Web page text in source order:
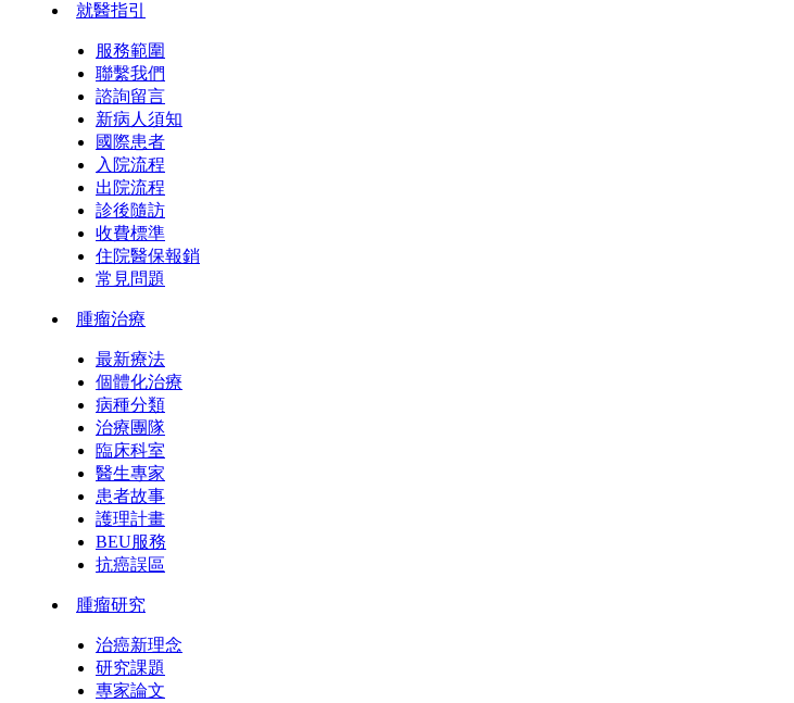
就醫指引
服務範圍
聯繫我們
諮詢留言
新病人須知
國際患者
入院流程
出院流程
診後隨訪
收費標準
住院醫保報銷
常見問題
腫瘤治療
最新療法
個體化治療
病種分類
治療團隊
臨床科室
醫生專家
患者故事
護理計畫
BEU服務
抗癌誤區
腫瘤研究
治癌新理念
研究課題
專家論文